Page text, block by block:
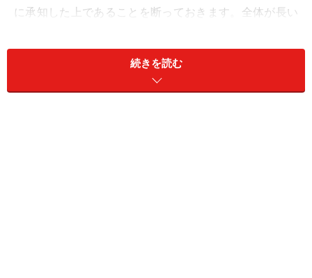
に承知した上であることを断っておきます。全体が長い
の飲食に関しては省いています。時間軸は、女子会準
備、女子会前、女子会中、女子会後となっています。
・facebookを使用
続きを読む